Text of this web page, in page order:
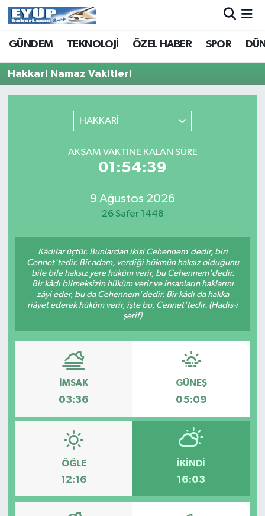
GÜNDEM TEKNOLOJİ ÖZEL HABER SPOR
Hakkari Namaz Vakitleri
HAKKARİ
AKŞAM VAKTINE KALAN SÜRE
01:54:39
9 Ağustos 2026
26 Safer 1448
Kâdılar üçtür. Bunlardan ikisi Cehennem'dedir, biri
Cennet'tedir. Bir adam, verdiği hükmün haksız olduğunu
bile bile haksız yere hüküm verir, bu Cehennem'dedir.
Bir kâdı bilmeksizin hüküm verir ve insanların haklarını
zâyi eder, bu da Cehennem'dedir. Bir kâdı da hakka
riâyet ederek hüküm verir, işte bu, Cennet'tedir. (Hadis-i
şerif)
İMSAK
03:36
GÜNEŞ
05:09
ÖĞLE
12:16
İKINDI
16:03